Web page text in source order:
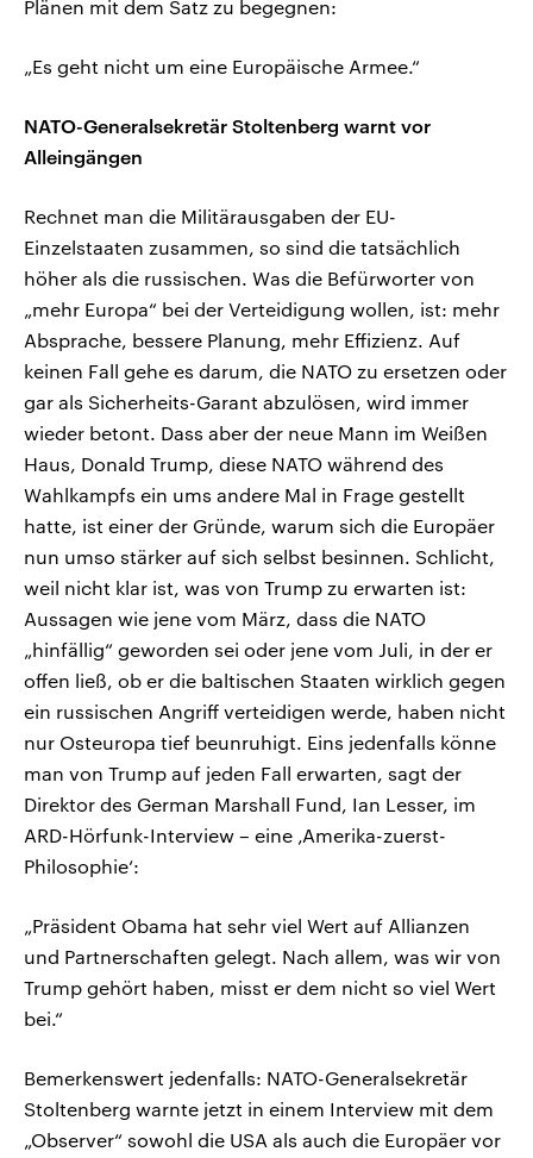
Plänen mit dem Satz zu begegnen:
„Es geht nicht um eine Europäische Armee.“
NATO-Generalsekretär Stoltenberg warnt vor
Alleingängen
Rechnet man die Militärausgaben der EU-
Einzelstaaten zusammen, so sind die tatsächlich
höher als die russischen. Was die Befürworter von
„mehr Europa“ bei der Verteidigung wollen, ist: mehr
Absprache, bessere Planung, mehr Effizienz. Auf
keinen Fall gehe es darum, die NATO zu ersetzen oder
gar als Sicherheits-Garant abzulösen, wird immer
wieder betont. Dass aber der neue Mann im Weißen
Haus, Donald Trump, diese NATO während des
Wahlkampfs ein ums andere Mal in Frage gestellt
hatte, ist einer der Gründe, warum sich die Europäer
nun umso stärker auf sich selbst besinnen. Schlicht,
weil nicht klar ist, was von Trump zu erwarten ist:
Aussagen wie jene vom März, dass die NATO
„hinfällig“ geworden sei oder jene vom Juli, in der er
offen ließ, ob er die baltischen Staaten wirklich gegen
ein russischen Angriff verteidigen werde, haben nicht
nur Osteuropa tief beunruhigt. Eins jedenfalls könne
man von Trump auf jeden Fall erwarten, sagt der
Direktor des German Marshall Fund, Ian Lesser, im
ARD-Hörfunk-Interview – eine ‚Amerika-zuerst-
Philosophie‘:
„Präsident Obama hat sehr viel Wert auf Allianzen
und Partnerschaften gelegt. Nach allem, was wir von
Trump gehört haben, misst er dem nicht so viel Wert
bei.“
Bemerkenswert jedenfalls: NATO-Generalsekretär
Stoltenberg warnte jetzt in einem Interview mit dem
„Observer“ sowohl die USA als auch die Europäer vor